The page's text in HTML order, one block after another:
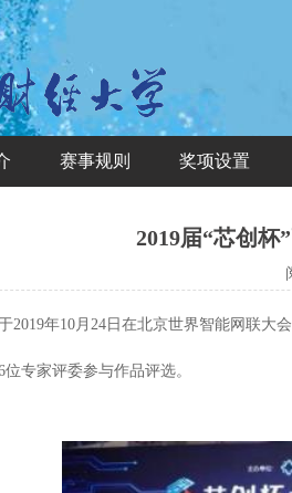
赛事规则 奖项设置
2019届“芯创杯
2019年10月24日在北京世界智能网联大
专家评委参与作品评选。